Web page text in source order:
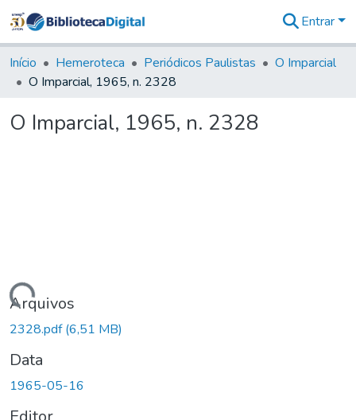
&
Coleções
Tudo na
Digital
Entrar
Início Hemeroteca Periódicos Paulistas
O Imparcial
O Imparcial, 1965, n. 2328
O Imparcial, 1965, n. 2328
Carregando...
Arquivos
2328.pdf(6,51 MB)
Data
1965-05-16